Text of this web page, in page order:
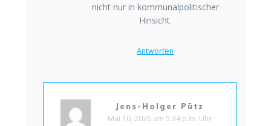
nicht nur in kommunalpolitischer
Hinsicht.
Antworten
Jens-Holger Pütz
Mai 10, 2026 um 5:34 p.m. Uhr